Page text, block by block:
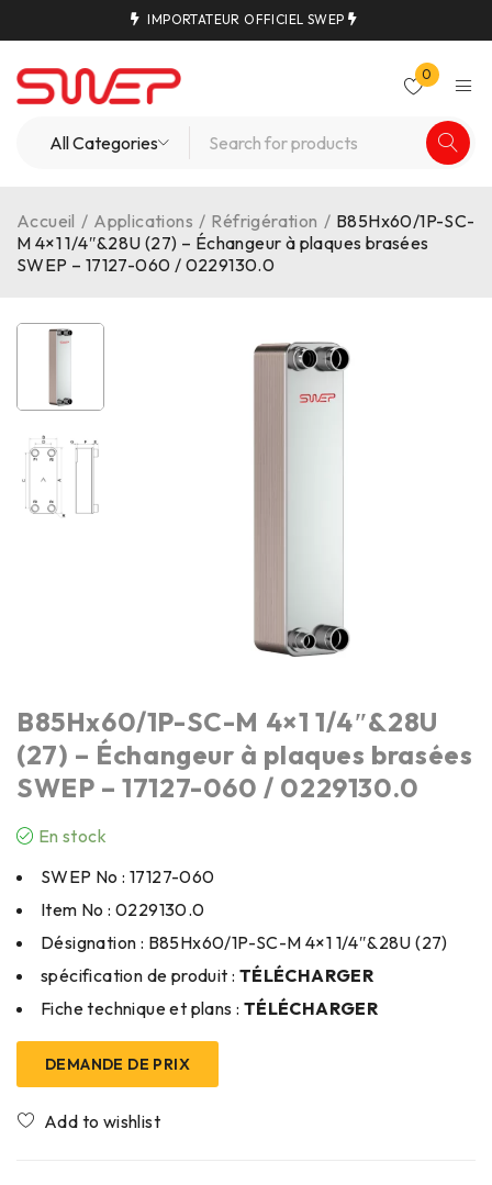
IMPORTATEUR OFFICIEL SWEP
0
Accueil / Applications / Réfrigération / B85Hx60/1P-SC-
M 4×1 1/4″&28U (27) – Échangeur à plaques brasées
SWEP – 17127-060 / 0229130.0
B85Hx60/1P-SC-M 4×1 1/4″&28U
(27) – Échangeur à plaques brasées
SWEP – 17127-060 / 0229130.0
En stock
SWEP No : 17127-060
Item No : 0229130.0
Désignation : B85Hx60/1P-SC-M 4×1 1/4″&28U (27)
spécification de produit : TÉLÉCHARGER
Fiche technique et plans : TÉLÉCHARGER
DEMANDE DE PRIX